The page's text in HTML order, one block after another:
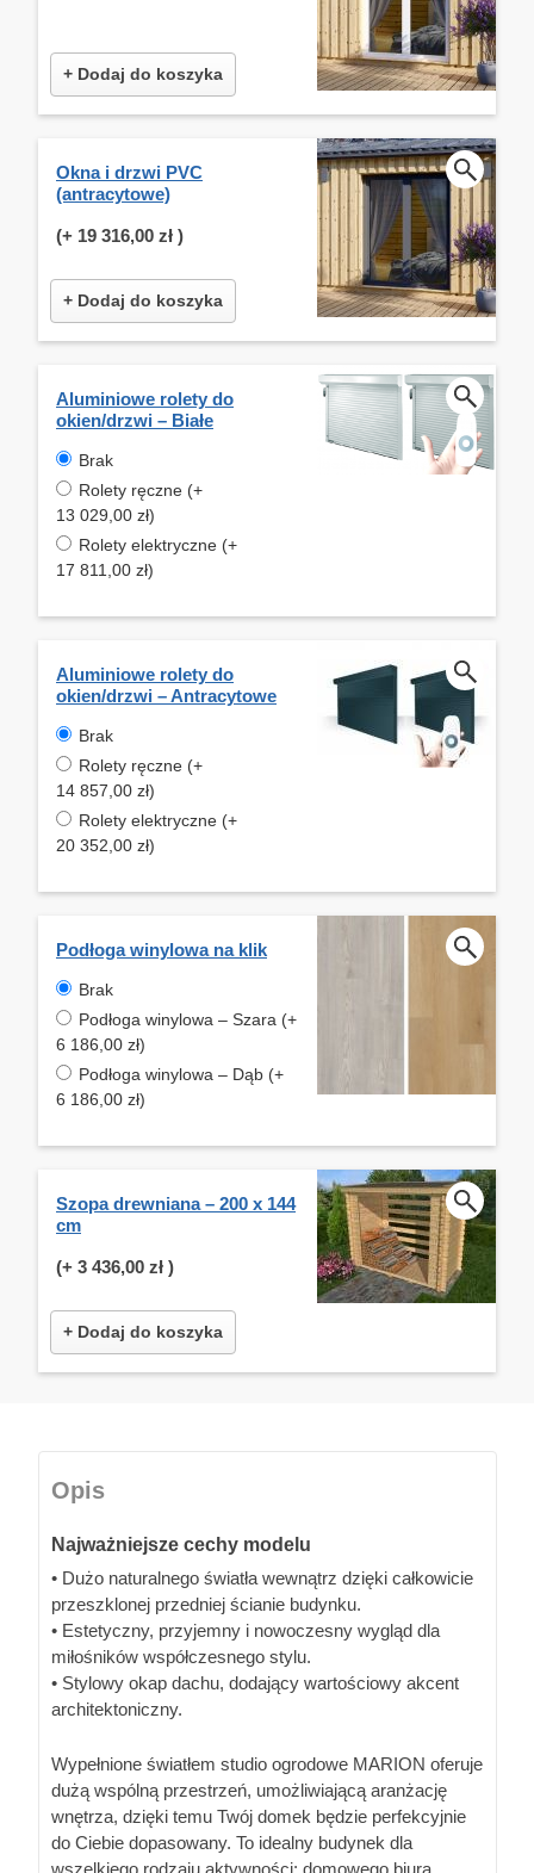
+ Dodaj do koszyka
Okna i drzwi PVC
(antracytowe)
(+ 19 316,00 zł )
+ Dodaj do koszyka
Aluminiowe rolety do
okien/drzwi – Białe
Brak
Rolety ręczne (+
13 029,00 zł)
Rolety elektryczne (+
17 811,00 zł)
Aluminiowe rolety do
okien/drzwi – Antracytowe
Brak
Rolety ręczne (+
14 857,00 zł)
Rolety elektryczne (+
20 352,00 zł)
Podłoga winylowa na klik
Brak
Podłoga winylowa – Szara (+
6 186,00 zł)
Podłoga winylowa – Dąb (+
6 186,00 zł)
Szopa drewniana – 200 x 144
cm
(+ 3 436,00 zł )
+ Dodaj do koszyka
Opis
Najważniejsze cechy modelu
• Dużo naturalnego światła wewnątrz dzięki całkowicie
przeszklonej przedniej ścianie budynku.
• Estetyczny, przyjemny i nowoczesny wygląd dla
miłośników współczesnego stylu.
• Stylowy okap dachu, dodający wartościowy akcent
architektoniczny.
Wypełnione światłem studio ogrodowe MARION oferuje
dużą wspólną przestrzeń, umożliwiającą aranżację
wnętrza, dzięki temu Twój domek będzie perfekcyjnie
do Ciebie dopasowany. To idealny budynek dla
wszelkiego rodzaju aktywności: domowego biura,